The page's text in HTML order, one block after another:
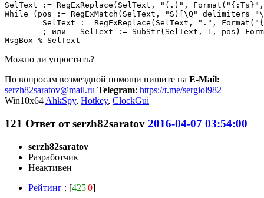
SelText := RegExReplace(SelText, "(.)",
While (pos := RegExMatch(SelText, "S)[\Q" delimiters
MsgBox % SelText
Можно ли упростить?
По вопросам возмездной помощи пишите на E-Mail:
serzh82saratov@mail.ru Telegram: https://t.me/sergiol982
Win10x64 AhkSpy, Hotkey, ClockGui
121 Ответ отserzh82saratov 2016-04-07 03:54:00
serzh82saratov
Разработчик
Неактивен
Рейтинг : [425|0]